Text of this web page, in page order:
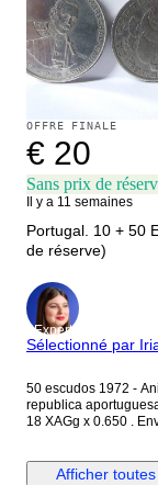
OFFRE FINALE
€ 20
Sans prix de
Il y a 11 semaines
Portugal. 10 + 50
de réserve)
Expert
Sélectionné par
50 escudos 1972 - Aniversário da Publicação do 400º centenário da
republica
18
Afficher